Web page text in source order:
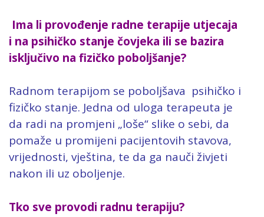
Ima li provođenje radne terapije utjecaja
i na psihičko stanje čovjeka ili se bazira
isključivo na fizičko poboljšanje?
Radnom terapijom se poboljšava psihičko i
fizičko stanje. Jedna od uloga terapeuta je
da radi na promjeni „loše“ slike o sebi, da
pomaže u promijeni pacijentovih stavova,
vrijednosti, vještina, te da ga nauči živjeti
nakon ili uz oboljenje.
Tko sve provodi radnu terapiju?